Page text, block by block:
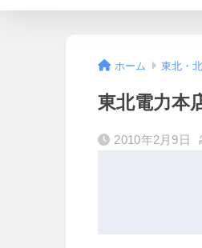
ホーム 東北・
東北電力本
2010年2月9日